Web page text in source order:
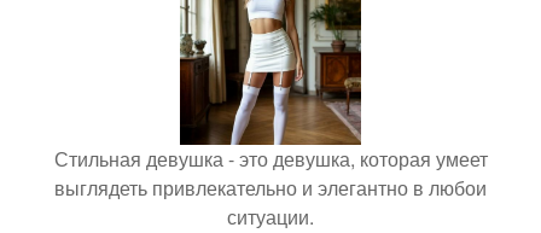
Стильная девушка - это девушка, которая умеет
выглядеть привлекательно и элегантно в любои
ситуации.